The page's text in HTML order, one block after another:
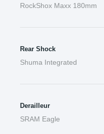
RockShox Maxx 180mm
Rear Shock
Shuma Integrated
Derailleur
SRAM Eagle